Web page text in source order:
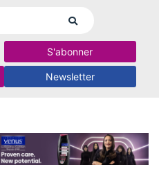
S'abonner
Newsletter